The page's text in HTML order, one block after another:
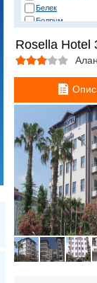
Белек
Бодрум
Дача
Дидим
Измир (Ёздере)
Измир
Измир (Чешме)
Кемер-Белдиби-
Кириш-
Кушадасы
Мармарис
Саригерме
Сиде
Стамбул
Стамбул
Стамбул
Стамбул
Стамбул
Стамбул
Rosella Hotel